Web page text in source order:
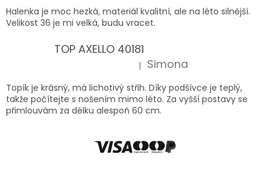
Halenka je moc hezká, materiál kvalitní, ale na léto silnější.
Velikost 36 je mi velká, budu vracet.
TOP AXELLO 40181
Hodnocení produktu je 5 z 5 hvězdiček.
| Simona
Topík je krásný, má lichotivý střih. Díky podšívce je teplý,
takže počítejte s nošením mimo léto. Za vyšší postavy se
přimlouvám za délku alespoň 60 cm.